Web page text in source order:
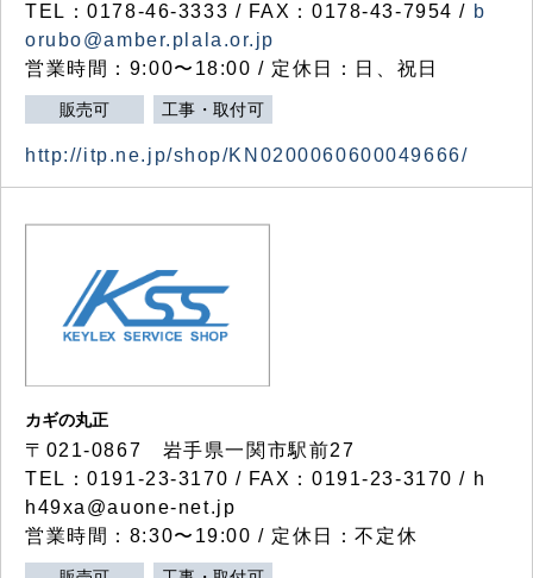
TEL：0178-46-3333 / FAX：0178-43-7954 / b
orubo@amber.plala.or.jp
営業時間：9:00〜18:00 / 定休日：日、祝日
販売可 工事・取付可
http://itp.ne.jp/shop/KN0200060600049666/
カギの丸正
〒021-0867 岩手県一関市駅前27
TEL：0191-23-3170 / FAX：0191-23-3170 / h
h49xa@auone-net.jp
営業時間：8:30〜19:00 / 定休日：不定休